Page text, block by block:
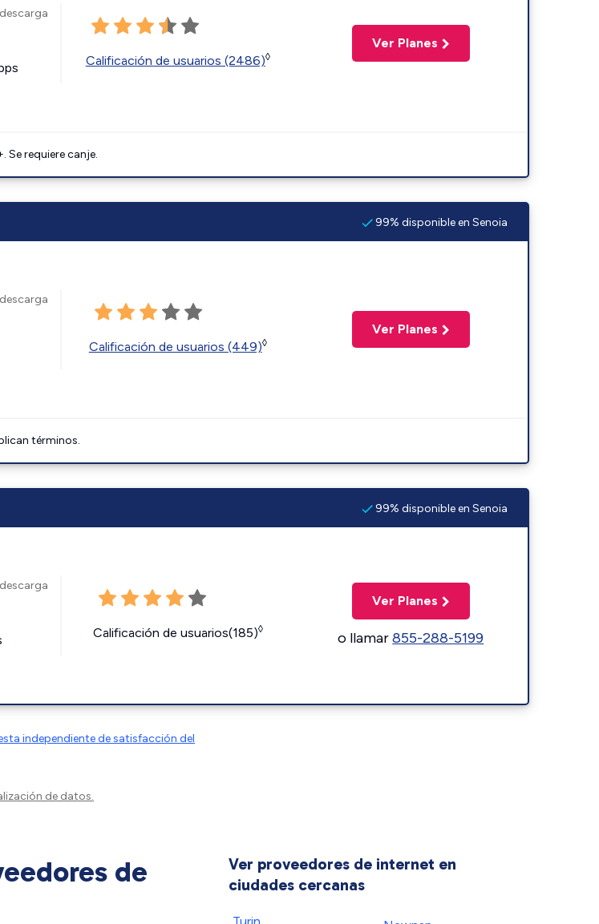
Calificación de usuarios (2486)◊
Ver Planes
requiere canje.
99% disponible en Senoia
Calificación de usuarios (449)◊
Ver Planes
términos.
99% disponible en Senoia
Calificación de usuarios(185)◊
Ver Planes
o llamar855-288-5199
independiente de satisfacción del
de datos.
de
Ver proveedores de internet en
ciudades cercanas